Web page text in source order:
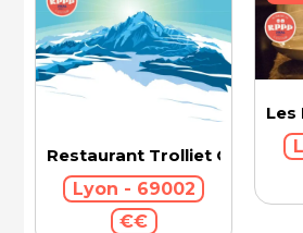
Restaurant Trolliet Grand
Lyon - 69002
€€
Les